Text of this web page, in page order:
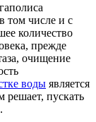
том числе и с
количество
прежде
очищение
воды является
пускать